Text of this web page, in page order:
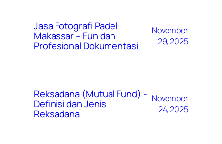
Jasa Fotografi Padel
Makassar – Fun dan
Profesional Dokumentasi
November
29, 2025
Reksadana (Mutual Fund) -
Definisi dan Jenis
Reksadana
November
24, 2025